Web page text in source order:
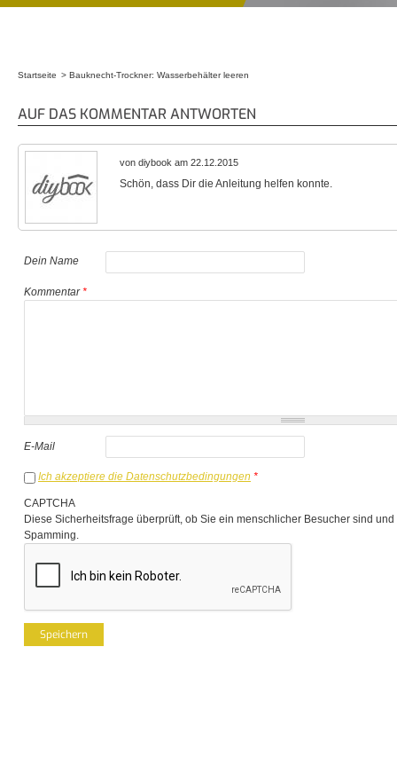
Startseite Bauknecht-Trockner: Wasserbehälter leeren
AUF DAS KOMMENTAR ANTWORTEN
von diybook am 22.12.2015
Schön, dass Dir die Anleitung helfen konnte.
Dein Name
Kommentar*
E-Mail
Ich akzeptiere die Datenschutzbedingungen *
CAPTCHA
Diese Sicherheitsfrage überprüft, ob Sie ein menschlicher Besucher sind
Spamming.